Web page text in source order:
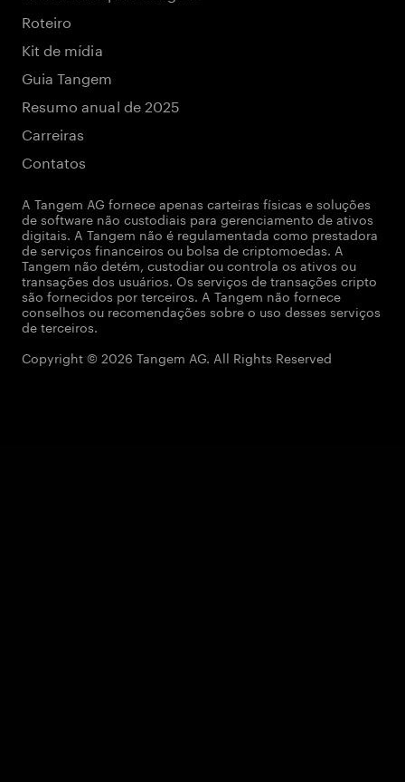
Roteiro
Kit de mídia
Guia Tangem
Resumo anual de 2025
Carreiras
Contatos
A Tangem AG fornece apenas carteiras físicas e soluções
de software não custodiais para gerenciamento de ativos
digitais. A Tangem não é regulamentada como prestadora
de serviços financeiros ou bolsa de criptomoedas. A
Tangem não detém, custodiar ou controla os ativos ou
transações dos usuários. Os serviços de transações cripto
são fornecidos por terceiros. A Tangem não fornece
conselhos ou recomendações sobre o uso desses serviços
de terceiros.